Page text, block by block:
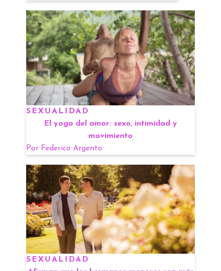
SEXUALIDAD
El yoga del amor: sexo, intimidad y
movimiento
Por Federico Argento
SEXUALIDAD